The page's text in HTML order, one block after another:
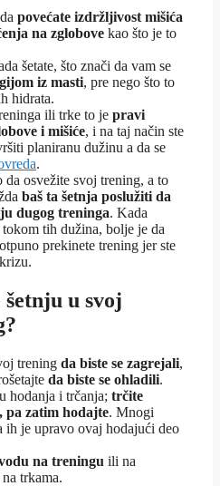
povećate izdržljivost mišića
na zglobove kao što je to
šetate, što znači da vam se
iz masti, pre nego što to
hidrata.
ili trke to je pravi
i mišiće, i na taj način ste
planiranu dužinu a da se
.
da osvežite svoj trening, a to
baš ta šetnja poslužiti da
dugog treninga. Kada
tih dužina, bolje je da
prekinete trening jer ste
u svoj
trening da biste se zagrejali,
da biste se ohladili.
hodanja i trčanja; trčite
pa zatim hodajte. Mnogi
ih je upravo ovaj hodajući deo
na treningu ili na
trkama.